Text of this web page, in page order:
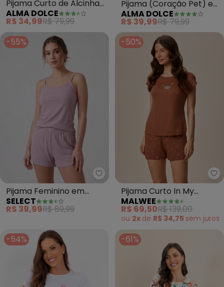
Pijama Curto de Alcinha
(Floral Bege)
ALMA DOLCE
R$ 34,99R$ 79,99
Pijama (Coração Pet) em
Malha de Algodão
ALMA DOLCE
R$ 39,99R$ 79,99
-55%
Select - Pijama Feminino em
Pijama Feminino em
Viscotorcion de Alças
(Rosa)
SELECT
R$ 39,99R$ 89,99
-50%
Pijama Curto In My
Dreams Plus (Caramelo)
MALWEE
R$ 69,50R$ 139,00
ou 2x de R$ 34,75 sem juros
-54% -61%